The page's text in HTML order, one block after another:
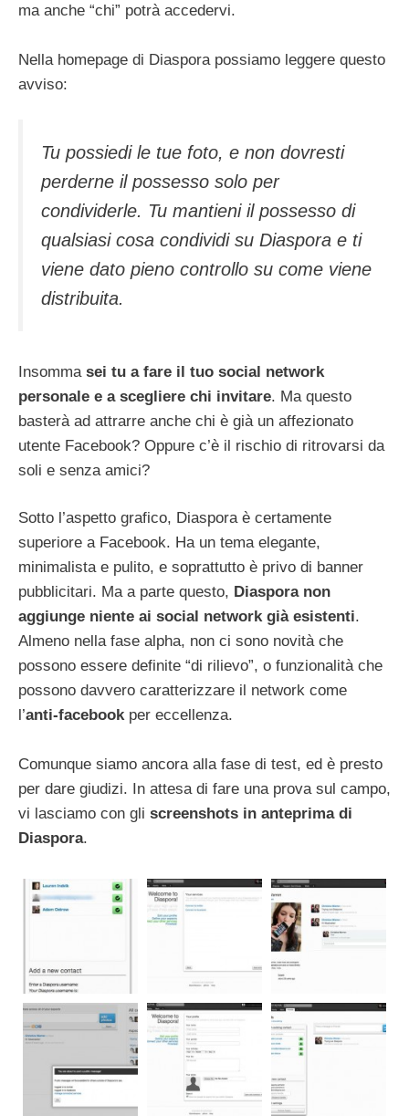
ma anche “chi” potrà accedervi.
Nella homepage di Diaspora possiamo leggere questo
avviso:
Tu possiedi le tue foto, e non dovresti
perderne il possesso solo per
condividerle. Tu mantieni il possesso di
qualsiasi cosa condividi su Diaspora e ti
viene dato pieno controllo su come viene
distribuita.
Insommasei tu a fare il tuo social network
personale e a scegliere chi invitare. Ma questo
basterà ad attrarre anche chi è già un affezionato
utente Facebook? Oppure c’è il rischio di ritrovarsi da
soli e senza amici?
Sotto l’aspetto grafico, Diaspora è certamente
superiore a Facebook. Ha un tema elegante,
minimalista e pulito, e soprattutto è privo di banner
pubblicitari. Ma a parte questo, Diaspora non
aggiunge niente ai social network già esistenti.
Almeno nella fase alpha, non ci sono novità che
possono essere definite “di rilievo”, o funzionalità che
possono davvero caratterizzare il network come
l’anti-facebookper eccellenza.
Comunque siamo ancora alla fase di test, ed è presto
per dare giudizi. In attesa di fare una prova sul campo,
vi lasciamo con gli screenshots in anteprima di
Diaspora.